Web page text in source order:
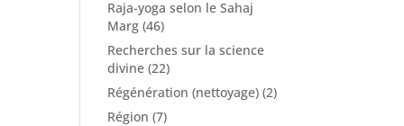
Raja-yoga selon le Sahaj
Marg (46)
Recherches sur la science
divine (22)
Régénération (nettoyage) (2)
Région (7)